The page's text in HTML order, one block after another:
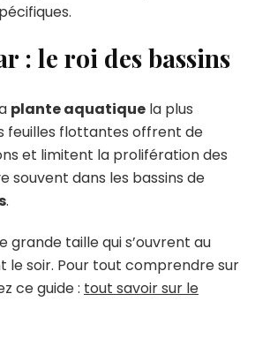
: le roi des bassins
plante aquatique la plus
feuilles flottantes offrent de
et limitent la prolifération des
souvent dans les bassins de
.
grande taille qui s’ouvrent au
le soir. Pour tout comprendre sur
ce guide : tout savoir sur le